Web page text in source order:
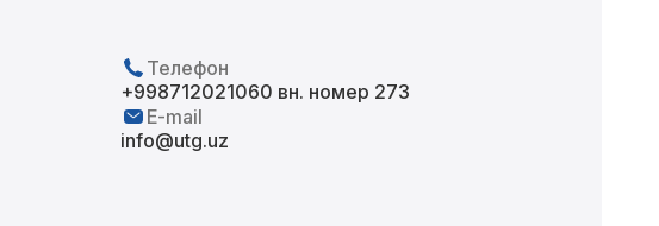
Телефон
+998712021060 вн. номер 273
E-mail
info@utg.uz